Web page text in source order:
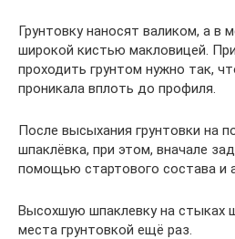
Грунтовку наносят валиком, а в
широкой кистью макловицей.
проходить грунтом нужно так,
проникала вплоть до профиля.
После высыхания грунтовки на
шпаклёвка, при этом, вначале
помощью стартового состава и
Высохшую шпаклевку на стыках
места грунтовкой ещё раз.